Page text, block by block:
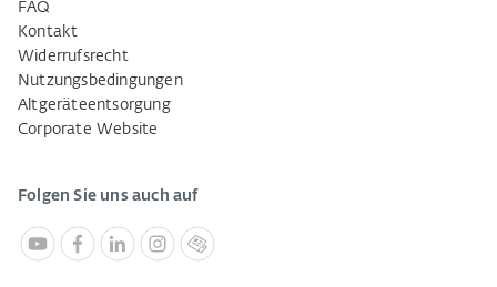
FAQ
Kontakt
Widerrufsrecht
Nutzungsbedingungen
Altgeräteentsorgung
Corporate Website
Folgen Sie uns auch auf